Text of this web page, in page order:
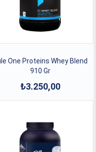
One Proteins Whey Blend
910 Gr
₺3.250,00